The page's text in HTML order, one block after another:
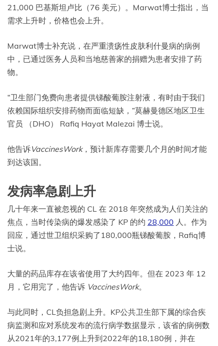
21,000 巴基斯坦卢比（76 美元）。Marwat博士指出，当
需求上升时，价格也会上升。
Marwat博士补充说，在严重溃疡性皮肤利什曼病的病例
中，已通过医务人员和当地慈善家的捐赠为患者安排了药
物。
“卫生部门免费向患者提供锑酸葡胺注射液，有时由于我们
依赖国际组织安排药物而面临短缺，”莫赫曼德区地区卫生
官员 （DHO） Rafiq Hayat Malezai 博士说。
他告诉VaccinesWork，预计新库存需要几个月的时间才能
到达该国。
发病率急剧上升
几十年来一直被忽视的 CL 在 2018 年突然成为人们关注的
焦点，当时传染病的爆发感染了 KP 的约 28,000 人。作为
回应，通过世卫组织采购了180,000瓶锑酸葡胺，Rafiq博
士说。
大量的药品库存在该省使用了大约四年。但在 2023 年 12
月，它用完了，他告诉 VaccinesWork。
与此同时，CL负担急剧上升。KP公共卫生部下属的综合疾
病监测和应对系统发布的流行病学数据显示，该省的病例数
从2021年的3,177例上升到2022年的18,180例，并在